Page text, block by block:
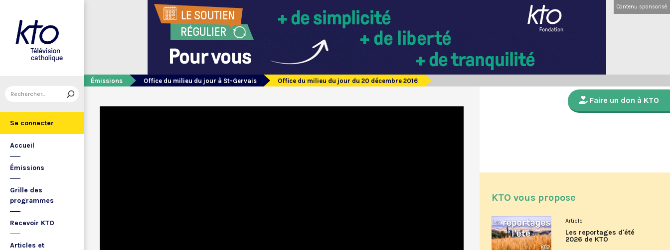
Se connecter
Accueil
Émissions
Grille des
programmes
Recevoir KTO
Articles et
Contenu sponsorisé
Émissions Office du milieu du jour à St-Gervais Office du milieu du jour du 20 décembre 2016
Faire un don à KTO
KTO vous propose
Article
Les reportages d'été
2026 de KTO